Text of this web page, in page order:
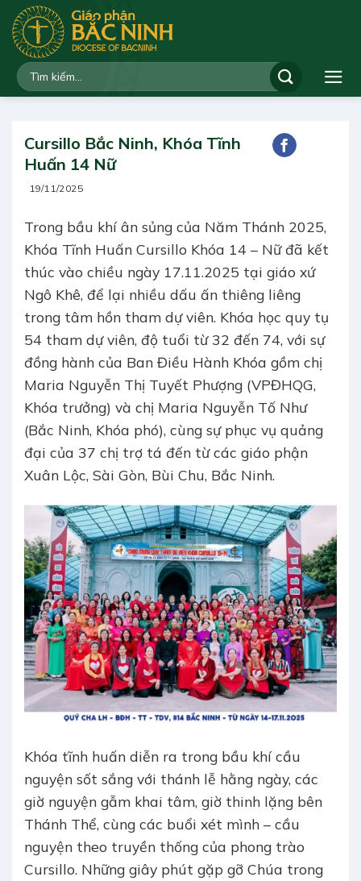
qua
dung
Cursillo Bắc Ninh, Khóa Tĩnh
Huấn 14 Nữ
19/11/2025
Trong bầu khí ân sủng của Năm Thánh 2025,
Khóa Tĩnh Huấn Cursillo Khóa 14 – Nữ đã kết
thúc vào chiều ngày 17.11.2025 tại giáo xứ
Ngô Khê, để lại nhiều dấu ấn thiêng liêng
trong tâm hồn tham dự viên. Khóa học quy tụ
54 tham dự viên, độ tuổi từ 32 đến 74, với sự
đồng hành của Ban Điều Hành Khóa gồm chị
Maria Nguyễn Thị Tuyết Phượng (VPĐHQG,
Khóa trưởng) và chị Maria Nguyễn Tố Như
(Bắc Ninh, Khóa phó), cùng sự phục vụ quảng
đại của 37 chị trợ tá đến từ các giáo phận
Xuân Lộc, Sài Gòn, Bùi Chu, Bắc Ninh.
Khóa tĩnh huấn diễn ra trong bầu khí cầu
nguyện sốt sắng với thánh lễ hằng ngày, các
giờ nguyện gẫm khai tâm, giờ thinh lặng bên
Thánh Thể, cùng các buổi xét mình – cầu
nguyện theo truyền thống của phong trào
Cursillo. Những giây phút gặp gỡ Chúa trong